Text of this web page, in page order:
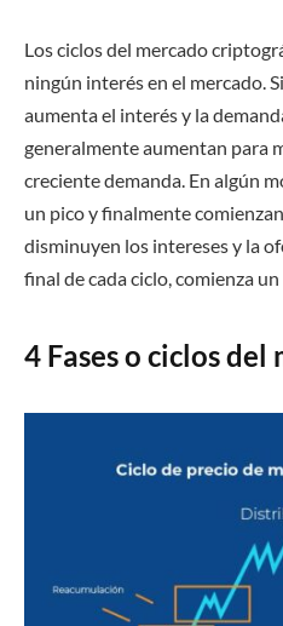
Los ciclos del mercado
ningún interés en el mercado.
aumenta el interés y la
generalmente aumentan para
creciente demanda. En algún
un pico y finalmente
disminuyen los intereses y la
final de cada ciclo, comienza
4 Fases o ciclos del